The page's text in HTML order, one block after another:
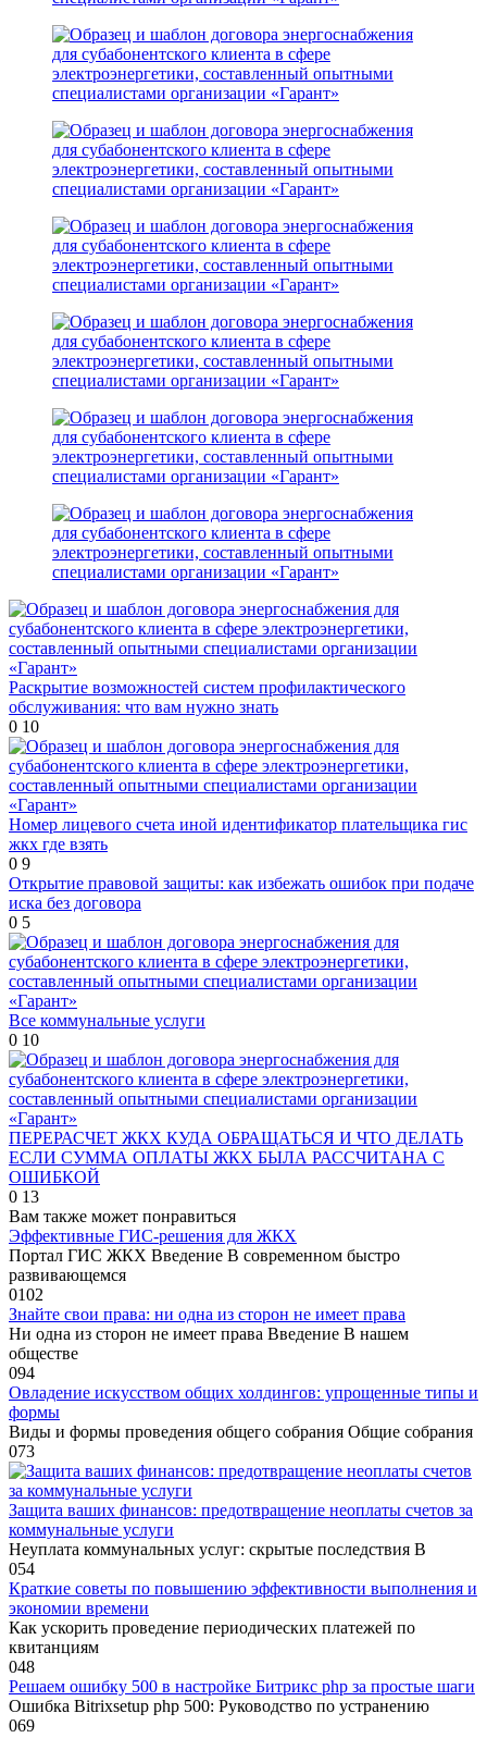
Раскрытие возможностей систем профилактического
обслуживания: что вам нужно знать
0 10
Номер лицевого счета иной идентификатор плательщика гис
жкх где взять
0 9
Открытие правовой защиты: как избежать ошибок при подаче
иска без договора
0 5
Все коммунальные услуги
0 10
ПЕРЕРАСЧЕТ ЖКХ КУДА ОБРАЩАТЬСЯ И ЧТО ДЕЛАТЬ
ЕСЛИ СУММА ОПЛАТЫ ЖКХ БЫЛА РАССЧИТАНА С
ОШИБКОЙ
0 13
Вам также может понравиться
Эффективные ГИС-решения для ЖКХ
Портал ГИС ЖКХ Введение В современном быстро
развивающемся
0102
Знайте свои права: ни одна из сторон не имеет права
Ни одна из сторон не имеет права Введение В нашем
обществе
094
Овладение искусством общих холдингов: упрощенные типы и
формы
Виды и формы проведения общего собрания Общие собрания
073
Защита ваших финансов: предотвращение неоплаты счетов за
коммунальные услуги
Неуплата коммунальных услуг: скрытые последствия В
054
Краткие советы по повышению эффективности выполнения и
экономии времени
Как ускорить проведение периодических платежей по
квитанциям
048
Решаем ошибку 500 в настройке Битрикс php за простые шаги
Ошибка Bitrixsetup php 500: Руководство по устранению
069